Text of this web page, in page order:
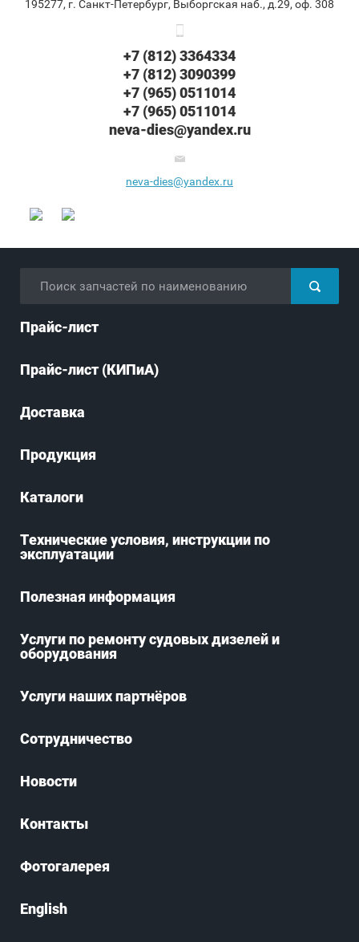
195277, г. Санкт-Петербург, Выборгская наб., д.29, оф. 308
+7 (812) 3364334
+7 (812) 3090399
+7 (965) 0511014
+7 (965) 0511014
neva-dies@yandex.ru
neva-dies@yandex.ru
Прайс-лист
Прайс-лист (КИПиА)
Доставка
Продукция
Каталоги
Технические условия, инструкции по
эксплуатации
Полезная информация
Услуги по ремонту судовых дизелей и
оборудования
Услуги наших партнёров
Сотрудничество
Новости
Контакты
Фотогалерея
English